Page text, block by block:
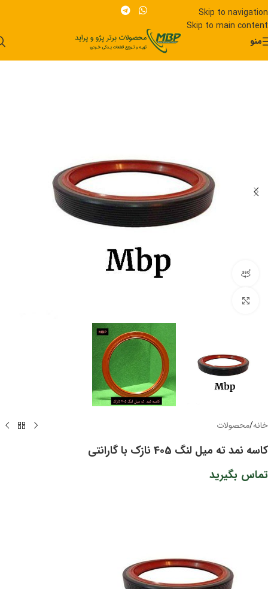
Skip to navigation
Skip to main content
منو
خانه/محصولات
کاسه نمد ته میل لنگ 405 نازک با گارانتی
تماس بگیرید